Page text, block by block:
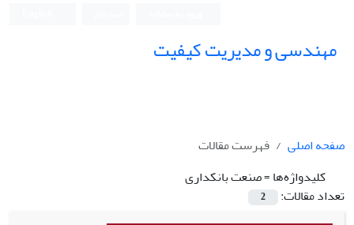
مهندسی و مدیریت کیفیت
صفحه اصلی
فهرست مقالات
کلیدواژه‌ها =صنعت بانکداری
تعداد مقالات:
2